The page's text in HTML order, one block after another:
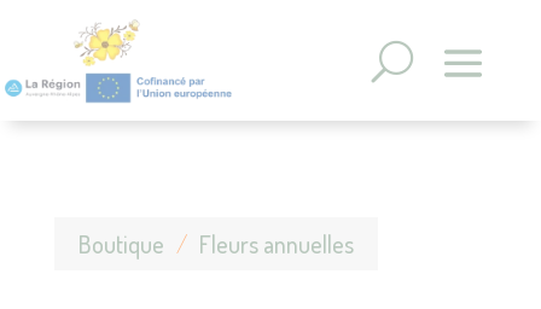
Panneau de gestion des cookies
Boutique / Fleurs annuelles